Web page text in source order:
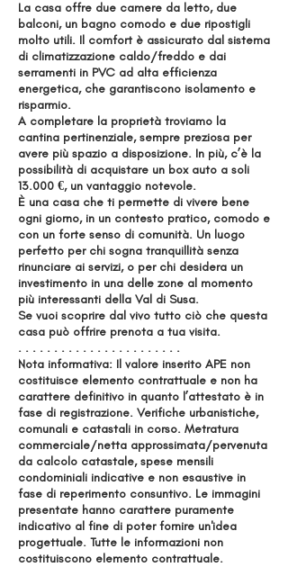
La casa offre due camere da letto, due
balconi, un bagno comodo e due ripostigli
molto utili. Il comfort è assicurato dal sistema
di climatizzazione caldo/freddo e dai
serramenti in PVC ad alta efficienza
energetica, che garantiscono isolamento e
risparmio.
A completare la proprietà troviamo la
cantina pertinenziale, sempre preziosa per
avere più spazio a disposizione. In più, c’è la
possibilità di acquistare un box auto a soli
13.000 €, un vantaggio notevole.
È una casa che ti permette di vivere bene
ogni giorno, in un contesto pratico, comodo e
con un forte senso di comunità. Un luogo
perfetto per chi sogna tranquillità senza
rinunciare ai servizi, o per chi desidera un
investimento in una delle zone al momento
più interessanti della Val di Susa.
Se vuoi scoprire dal vivo tutto ciò che questa
casa può offrire prenota a tua visita.
. . . . . . . . . . . . . . . . . . . . . . .
Nota informativa: Il valore inserito APE non
costituisce elemento contrattuale e non ha
carattere definitivo in quanto l’attestato è in
fase di registrazione. Verifiche urbanistiche,
comunali e catastali in corso. Metratura
commerciale/netta approssimata/pervenuta
da calcolo catastale, spese mensili
condominiali indicative e non esaustive in
fase di reperimento consuntivo. Le immagini
presentate hanno carattere puramente
indicativo al fine di poter fornire un'idea
progettuale. Tutte le informazioni non
costituiscono elemento contrattuale.